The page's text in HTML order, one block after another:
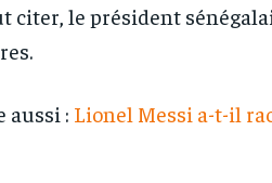
citer, le président
aussi : Lionel Messi a-t-il